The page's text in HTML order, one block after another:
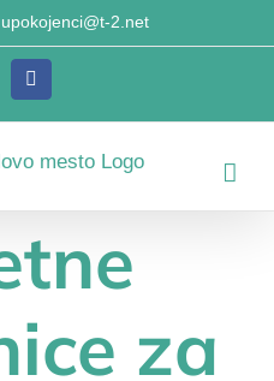
upokojenci@t-2.net
Facebook
za